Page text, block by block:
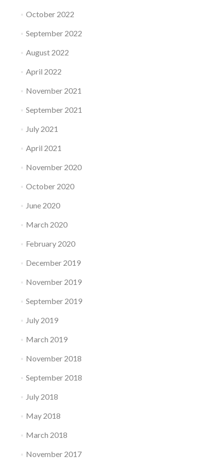
October 2022
September 2022
August 2022
April 2022
November 2021
September 2021
July 2021
April 2021
November 2020
October 2020
June 2020
March 2020
February 2020
December 2019
November 2019
September 2019
July 2019
March 2019
November 2018
September 2018
July 2018
May 2018
March 2018
November 2017